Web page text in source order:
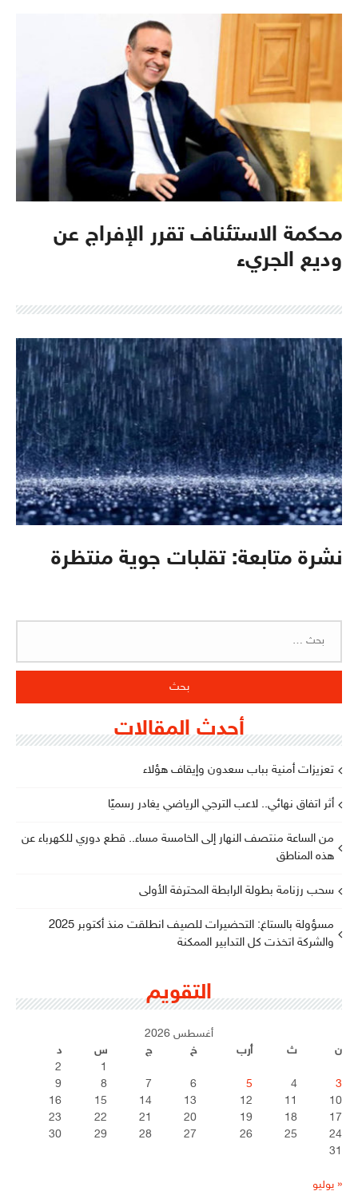
محكمة الاستئناف تقرر الإفراج عن
وديع الجريء
نشرة متابعة: تقلبات جوية منتظرة
أحدث المقالات
تعزيزات أمنية بباب سعدون وإيقاف هؤلاء
أثر اتفاق نهائي.. لاعب الترجي الرياضي يغادر رسميًا
من الساعة منتصف النهار إلى الخامسة مساء.. قطع دوري للكهرباء عن
هذه المناطق
سحب رزنامة بطولة الرابطة المحترفة الأولى
مسؤولة بالستاغ: التحضيرات للصيف انطلقت منذ أكتوبر 2025
والشركة اتخذت كل التدابير الممكنة
التقويم
أغسطس 2026
ن
ث أرب خ ج س
د
1
2
3
4
5
6
7
8
9
10
11
12
13
14
15
16
17
18
19
20
21
22
23
24
25
26
27
28
29
30
31
« يوليو